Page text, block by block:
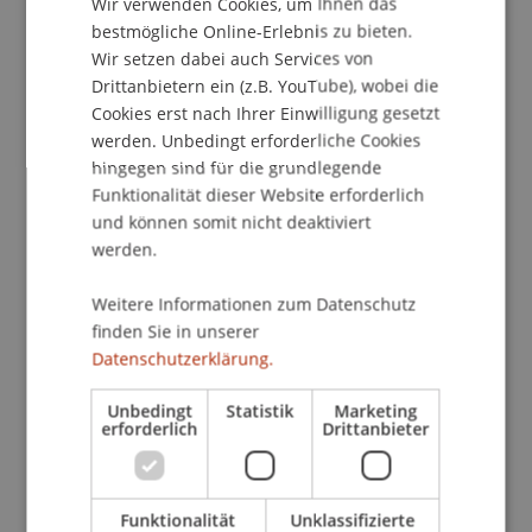
Rechtsrahmen unterscheidet sich stark nach Art
der Veranlagung und Strukturierung des Fonds
oder seines Managements. Das Fondsrecht
umfasst mit UCITSG und AIFM-G Regelungen, die
wesentlich vom europäischen Gesetzgeber
determiniert wurden; hinzu treten nationale
Sonderregelungen in Gestalt des IUG und weitere
europäische Besonderheiten im Kontext von
Geldmarktfonds, EuVECA, EuSED, ELTIF sowie
Pensionsfonds. Dieser vielschichtige
Regelungsbereich führt in der Rechtsberatung
für Finanzintermediäre zu diffizilen
Formen kollektiver Investments, etwa in Form
sogenannter «Kryptofonds», vor einem
vermeintlich diffusen Rechtsrahmen zu
beurteilen.
bestmögliche Online-Erlebnis zu bieten.
Wir setzen dabei auch Services von
Drittanbietern ein (z.B. YouTube), wobei die
Cookies erst nach Ihrer Einwilligung gesetzt
werden. Unbedingt erforderliche Cookies
hingegen sind für die grundlegende
Funktionalität dieser Website erforderlich
und können somit nicht deaktiviert
werden.
Weitere Informationen zum Datenschutz
finden Sie in unserer
Datenschutzerklärung.
Unbedingt
erforderlich
Statistik Marketing
Drittanbieter
Funktionalität Unklassifizierte